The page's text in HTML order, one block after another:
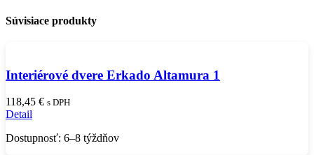
Súvisiace produkty
Interiérové dvere Erkado Altamura 1
118,45 € s DPH
Detail
Dostupnosť: 6–8 týždňov